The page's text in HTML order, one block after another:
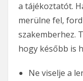
a tájékoztatót.
merülne fel,
szakemberhez.
hogy később is
Ne viselje a